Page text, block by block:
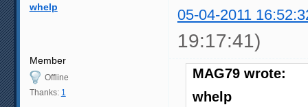
whelp 05-04-2011
19:17:41)
Member
Offline
Thanks: 1
MAG79 wrote:
whelp